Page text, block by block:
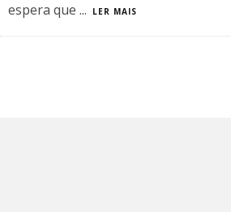
espera que ... LER MAIS